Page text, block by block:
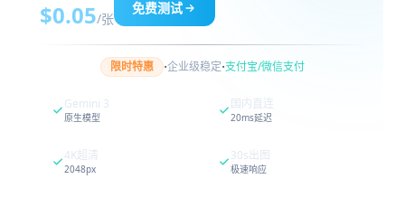
$0.05/张
免费测试
限时特惠 ·企业级稳定·支付宝/微信支付
Gemini 3
原生模型
国内直连
20ms延迟
4K超清
2048px
30s出图
极速响应